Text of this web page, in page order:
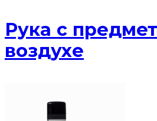
Рука с
воздухе